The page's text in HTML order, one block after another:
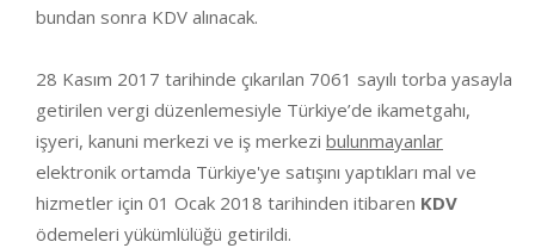
bundan sonra KDV alınacak.
28 Kasım 2017 tarihinde çıkarılan 7061 sayılı torba yasayla
getirilen vergi düzenlemesiyle Türkiye’de ikametgahı,
işyeri, kanuni merkezi ve iş merkezi bulunmayanlar
elektronik ortamda Türkiye'ye satışını yaptıkları mal ve
hizmetler için 01 Ocak 2018 tarihinden itibaren KDV
ödemeleri yükümlülüğü getirildi.